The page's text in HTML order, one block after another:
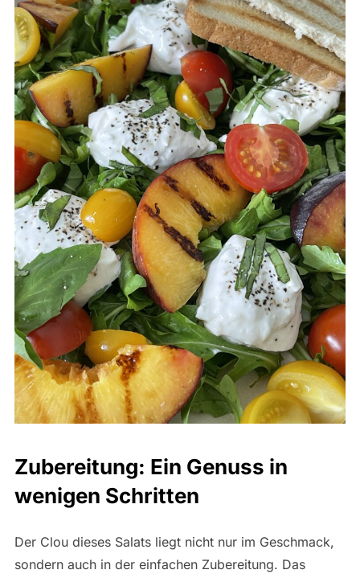
Zubereitung: Ein Genuss in
wenigen Schritten
Der Clou dieses Salats liegt nicht nur im Geschmack,
sondern auch in der einfachen Zubereitung. Das